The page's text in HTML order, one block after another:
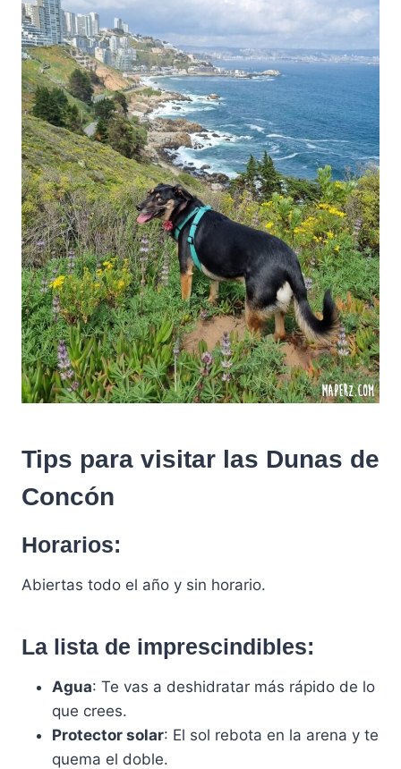
Tips para visitar las Dunas de
Concón
Horarios:
Abiertas todo el año y sin horario.
La lista de imprescindibles:
Agua: Te vas a deshidratar más rápido de lo
que crees.
Protector solar: El sol rebota en la arena y te
quema el doble.